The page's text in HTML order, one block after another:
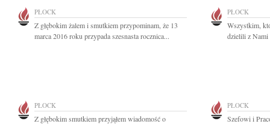
PŁOCK
Z głębokim żalem i smutkiem przypominam, że 13
marca 2016 roku przypada szesnasta rocznica...
PŁOCK
Wszystkim,
dzielili z Nami
PŁOCK
Z głębokim smutkiem przyjąłem wiadomość o
PŁOCK
Szefowi i